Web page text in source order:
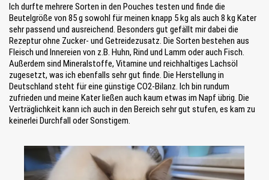
Ich durfte mehrere Sorten in den Pouches testen und finde die
Beutelgröße von 85 g sowohl für meinen knapp 5 kg als auch 8 kg Kater
sehr passend und ausreichend. Besonders gut gefällt mir dabei die
Rezeptur ohne Zucker- und Getreidezusatz. Die Sorten bestehen aus
Fleisch und Innereien von z.B. Huhn, Rind und Lamm oder auch Fisch.
Außerdem sind Mineralstoffe, Vitamine und reichhaltiges Lachsöl
zugesetzt, was ich ebenfalls sehr gut finde. Die Herstellung in
Deutschland steht für eine günstige CO2-Bilanz. Ich bin rundum
zufrieden und meine Kater ließen auch kaum etwas im Napf übrig. Die
Verträglichkeit kann ich auch in den Bereich sehr gut stufen, es kam zu
keinerlei Durchfall oder Sonstigem.
Bildergalerie überspringen